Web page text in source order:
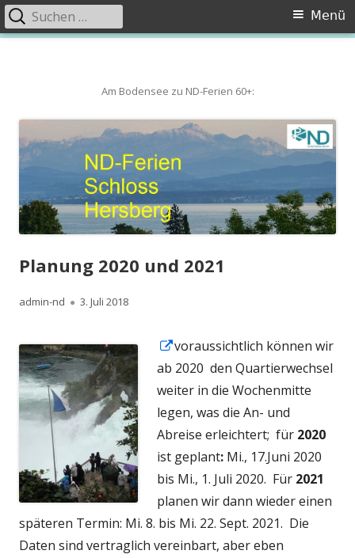
Am Bodensee zu ND-Ferien 60+:
Primäres
Menü
Suchen
nach:
Planung 2020 und 2021
Autor
admin-nd
Veröffentlicht
3. Juli 2018
In
neuem
Fenster
öffnen
voraussichtlich können wir
ab 2020 den Quartierwechsel
weiter in die Wochenmitte
legen, was die An- und
Abreise erleichtert; für 2020
ist geplant: Mi., 17.Juni 2020
bis Mi., 1. Juli 2020. Für 2021
planen wir dann wieder einen
späteren Termin: Mi. 8. bis Mi. 22. Sept. 2021. Die
Daten sind vertraglich vereinbart, aber eben